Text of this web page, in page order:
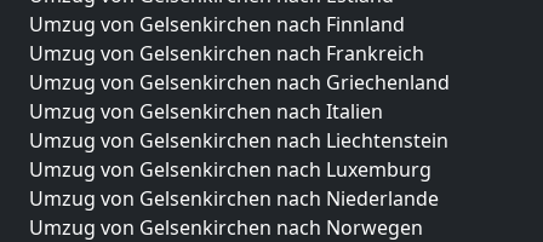
Umzug von Gelsenkirchen nach Finnland
Umzug von Gelsenkirchen nach Frankreich
Umzug von Gelsenkirchen nach Griechenland
Umzug von Gelsenkirchen nach Italien
Umzug von Gelsenkirchen nach Liechtenstein
Umzug von Gelsenkirchen nach Luxemburg
Umzug von Gelsenkirchen nach Niederlande
Umzug von Gelsenkirchen nach Norwegen